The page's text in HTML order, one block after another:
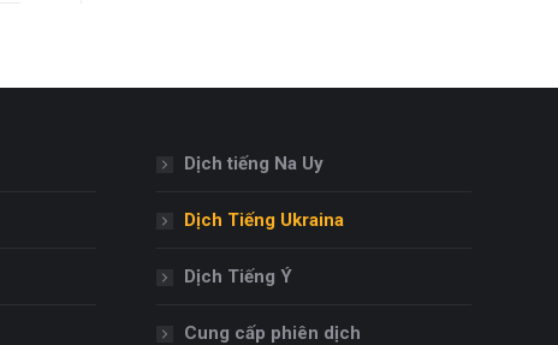
Dịch tiếng Na Uy
Dịch Tiếng Ukraina
Dịch Tiếng Ý
Cung cấp phiên dịch